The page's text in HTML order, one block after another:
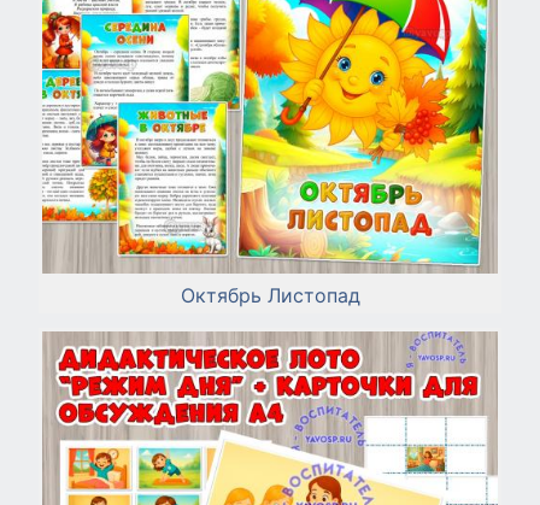
Октябрь Листопад